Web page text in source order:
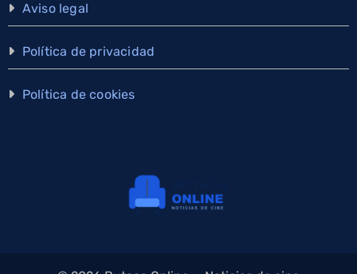
Aviso legal
Política de privacidad
Política de cookies
Cine y series, en tu WhatsApp
Estrenos y noticias en el canal de Butaca Online. Gratis y nadie